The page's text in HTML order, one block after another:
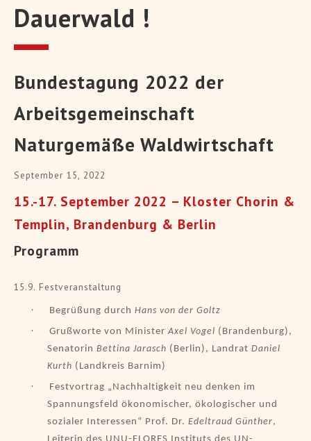
Dauerwald !
Bundestagung 2022 der
Arbeitsgemeinschaft
Naturgemäße Waldwirtschaft
September 15, 2022
15.-17. September 2022 – Kloster Chorin &
Templin, Brandenburg & Berlin
Programm
15.9. Festveranstaltung
· Begrüßung durch Hans von der Goltz
· Grußworte von MinisterAxel Vogel (Brandenburg),
Senatorin Bettina Jarasch (Berlin), Landrat Daniel
Kurth (Landkreis Barnim)
·
Festvortrag „Nachhaltigkeit neu denken im
Spannungsfeld ökonomischer, ökologischer und
sozialer Interessen“ Prof. Dr. Edeltraud Günther,